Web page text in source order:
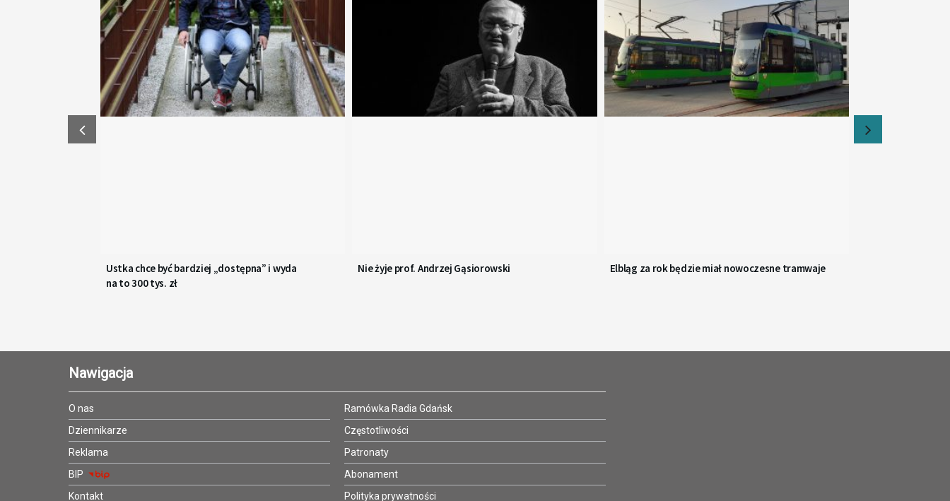
Ustka chce być bardziej „dostępna” i wyda
na to 300 tys. zł
Nie żyje prof. Andrzej Gąsiorowski Elbląg za rok będzie miał nowoczesne tramwaje
Nawigacja
O nas
Dziennikarze
Reklama
BIP
Kontakt
Ramówka Radia Gdańsk
Częstotliwości
Patronaty
Abonament
Polityka prywatności